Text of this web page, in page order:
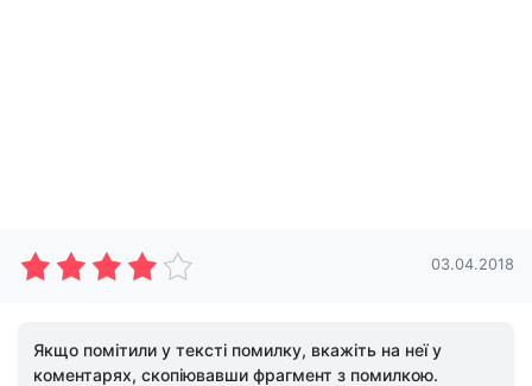
03.04.2018
Якщо помітили у тексті помилку, вкажіть на неї у
коментарях, скопіювавши фрагмент з помилкою.